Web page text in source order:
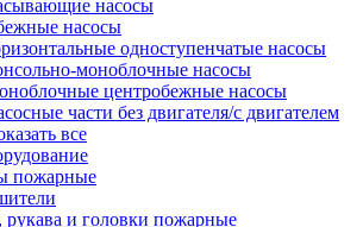
насосы
насосы
одноступенчатые насосы
моноблочные насосы
центробежные насосы
части без двигателя/с двигателем
все
пожарные
и головки пожарные